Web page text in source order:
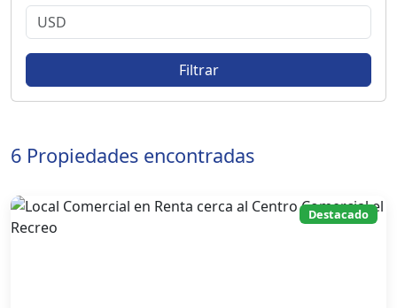
Filtrar
6 Propiedades encontradas
Destacado